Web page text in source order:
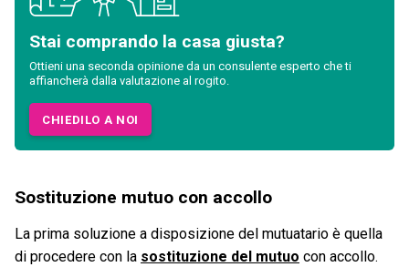
Stai comprando la casa giusta?
Ottieni una seconda opinione da un consulente esperto che ti
affiancherà dalla valutazione al rogito.
CHIEDILO A NOI
Sostituzione mutuo con accollo
La prima soluzione a disposizione del mutuatario è quella
di procedere con la sostituzione del mutuo con accollo.